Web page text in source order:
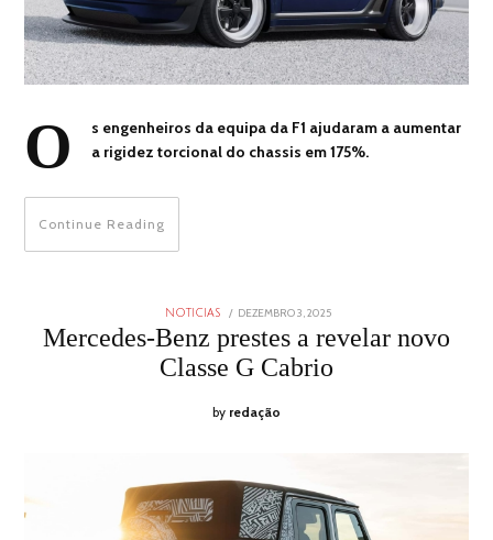
O
s engenheiros da equipa da F1 ajudaram a aumentar
a rigidez torcional do chassis em 175%.
Continue Reading
NOTICIAS
POSTED
DEZEMBRO 3, 2025DEZEMBRO
2025
Mercedes-Benz prestes a revelar novo
Classe G Cabrio
by redação